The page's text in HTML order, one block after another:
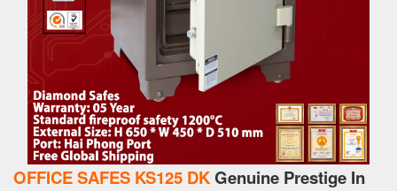
OFFICE SAFES KS125 DKGenuine Prestige In